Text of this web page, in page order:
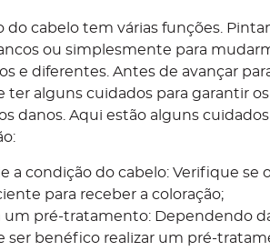
do cabelo tem várias funções.
ou simplesmente para
e diferentes. Antes de avançar
ter alguns cuidados para garantir
danos. Aqui estão alguns
a condição do cabelo: Verifique se
para receber a coloração;
um pré-tratamento: Dependendo
ser benéfico realizar um pré-